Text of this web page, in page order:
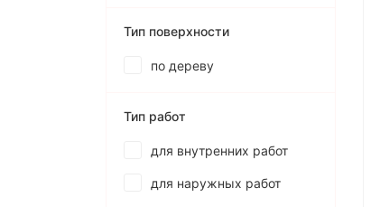
Тип поверхности
по дереву
Тип работ
для внутренних работ
для наружных работ